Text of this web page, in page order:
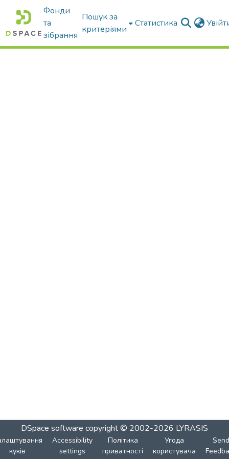
Фонди
та
зібрання
Пошук за
критеріями
Статистика
DSpace software copyright © 2002-2026 LYRASIS
куків
Accessibility
settings
Політика
приватності
Угода
користувача
Send